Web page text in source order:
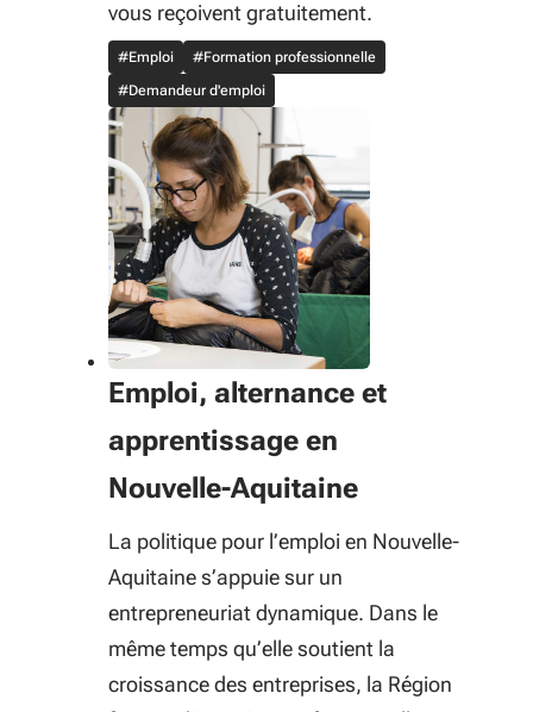
vous reçoivent gratuitement.
#Emploi
#Formation professionnelle
#Demandeur d'emploi
Emploi, alternance et
apprentissage en
Nouvelle-Aquitaine
La politique pour l’emploi en Nouvelle-
Aquitaine s’appuie sur un
entrepreneuriat dynamique. Dans le
même temps qu’elle soutient la
croissance des entreprises, la Région